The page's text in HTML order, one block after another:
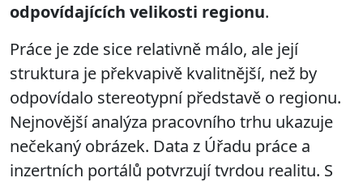
odpovídajících velikosti regionu.
Práce je zde sice relativně málo, ale její
struktura je překvapivě kvalitnější, než by
odpovídalo stereotypní představě o regionu.
Nejnovější analýza pracovního trhu ukazuje
nečekaný obrázek. Data z Úřadu práce a
inzertních portálů potvrzují tvrdou realitu. S